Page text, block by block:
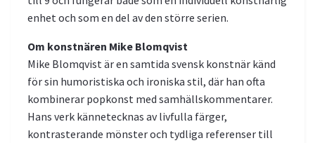
enhet och som en del av den större serien.
Om konstnären Mike Blomqvist
Mike Blomqvist är en samtida svensk konstnär känd
för sin humoristiska och ironiska stil, där han ofta
kombinerar popkonst med samhällskommentarer.
Hans verk kännetecknas av livfulla färger,
kontrasterande mönster och tydliga referenser till